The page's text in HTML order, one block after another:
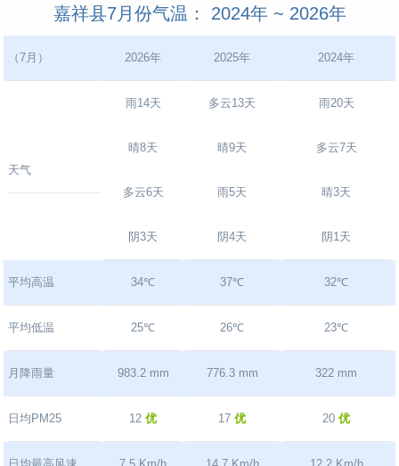
嘉祥县7月份气温： 2024年 ~ 2026年
（7月） 2026年 2025年 2024年
天气
雨14天
晴8天
多云6天
阴3天
多云13天
晴9天
雨5天
阴4天
雨20天
多云7天
晴3天
阴1天
平均高温 34℃ 37℃ 32℃
平均低温 25℃ 26℃ 23℃
月降雨量 983.2 mm 776.3 mm 322 mm
日均PM25 12优 17优 20优